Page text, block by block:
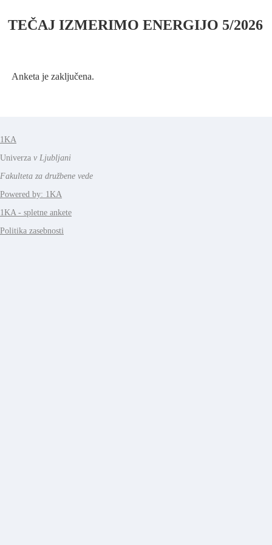
TEČAJ IZMERIMO ENERGIJO 5/2026
Anketa je zaključena.
1KA
Univerza v Ljubljani
Fakulteta za družbene vede
Powered by: 1KA
1KA - spletne ankete
Politika zasebnosti